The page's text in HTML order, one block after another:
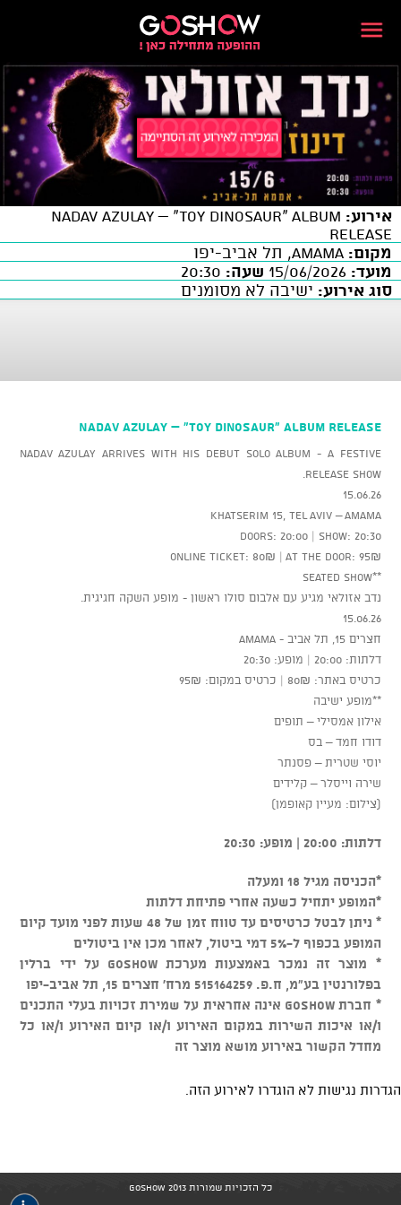
אירוע: NADAV AZULAY – “Toy Dinosaur” Album
Release
מקום:
מועד:
שעה:
סוג אירוע: ישיבה לא מסומנים
NADAV AZULAY – “Toy Dinosaur” Album Release
Nadav Azulay arrives with his debut solo album - a festive
release show.
15.06.26
Khatserim 15, Tel Aviv – AMAMA
Doors: 20:00 | Show: 20:30
Online ticket: 80₪ | At the door: 95₪
**Seated show
נדב אזולאי מגיע עם אלבום סולו ראשון - מופע השקה חגיגית.
15.06.26
חצרים 15, תל אביב - AMAMA
דלתות: 20:00 | מופע: 20:30
כרטיס באתר: 80₪ | כרטיס במקום: 95₪
**מופע ישיבה
אילון אמסילי – תופים
דודו חמד – בס
יוסי שטרית – פסנתר
שירה וייסלר – קלידים
(צילום: מעיין קאופמן)
דלתות: 20:00 | מופע: 20:30
*הכניסה מגיל 18 ומעלה
*המופע יתחיל כשעה אחרי פתיחת דלתות
* ניתן לבטל כרטיסים עד טווח זמן של 48 שעות לפני מועד קיום
המופע בכפוף ל-5% דמי ביטול, לאחר מכן אין ביטולים
* מוצר זה נמכר באמצעות מערכת GOSHOW על ידי ברלין
בפלורנטין בע"מ, ח.פ. 515164259 מרח' חצרים 15, תל אביב-יפו
* חברת GOSHOW אינה אחראית על שמירת זכויות בעלי התכנים
ו/או איכות השירות במקום האירוע ו/או קיום האירוע ו/או כל
מחדל הקשור באירוע מושא מוצר זה
הגדרות נגישות לא הוגדרו לאירוע הזה.
כל הזכויות שמורות GoShow 2013